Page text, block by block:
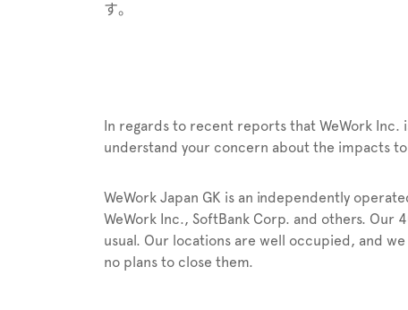
す。
In regards to recent reports that WeWork
understand your concern about the impacts to
WeWork Japan GK is an independently
WeWork Inc., SoftBank Corp. and others. Our
usual. Our locations are well occupied, and
no plans to close them.